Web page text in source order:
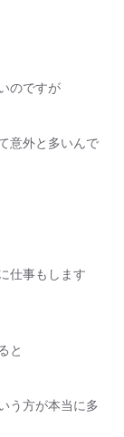
のですが
意外と多いんで
仕事もします
と
う方が本当に多